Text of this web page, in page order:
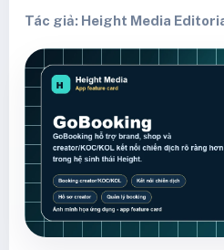
Tác giả: Height Media